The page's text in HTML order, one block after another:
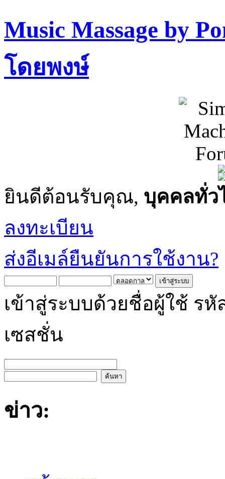
Music Massage by
โดยพงษ์
ยินดีต้อนรับคุณ, บุคคลทั่ว
ลงทะเบียน
ส่งอีเมล์ยืนยันการใช้งาน?
เข้าสู่ระบบด้วยชื่อผู้ใช้ รหั
เซสชั่น
ข่าว: